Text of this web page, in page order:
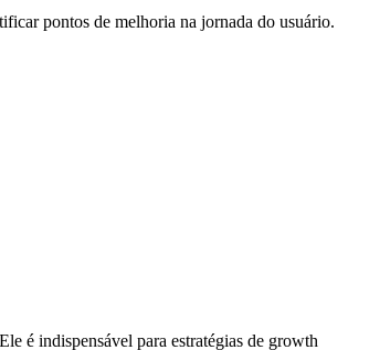
pontos de melhoria na jornada do usuário.
é indispensável para estratégias de growth